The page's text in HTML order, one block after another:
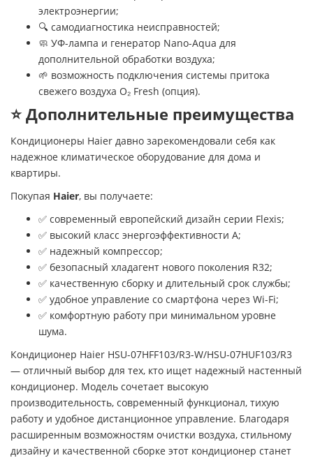
электроэнергии;
🔍 самодиагностика неисправностей;
🧼 УФ-лампа и генератор Nano-Aqua для
дополнительной обработки воздуха;
🌱 возможность подключения системы притока
свежего воздуха O₂ Fresh (опция).
⭐ Дополнительные преимущества
Кондиционеры Haier давно зарекомендовали себя как
надежное климатическое оборудование для дома и
квартиры.
Покупая Haier, вы получаете:
✅ современный европейский дизайн серии Flexis;
✅ высокий класс энергоэффективности A;
✅ надежный компрессор;
✅ безопасный хладагент нового поколения R32;
✅ качественную сборку и длительный срок службы;
✅ удобное управление со смартфона через Wi-Fi;
✅ комфортную работу при минимальном уровне
шума.
Кондиционер Haier HSU-07HFF103/R3-W/HSU-07HUF103/R3
— отличный выбор для тех, кто ищет надежный настенный
кондиционер. Модель сочетает высокую
производительность, современный функционал, тихую
работу и удобное дистанционное управление. Благодаря
расширенным возможностям очистки воздуха, стильному
дизайну и качественной сборке этот кондиционер станет